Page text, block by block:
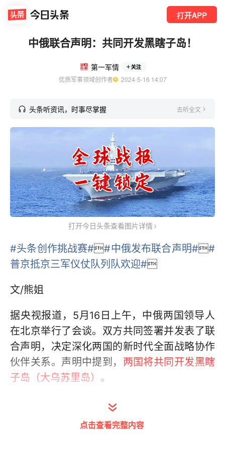
打开APP
中俄联合声明：共同开发黑瞎子岛！
第一军情 关注
优质军事领域创作者
  2024-5-16 14:07
头条听资讯，时事尽掌握 去听全文
打开今日头条查看图片详情
#头条创作挑战赛##中俄发布联合声明##
普京抵京三军仪仗队列队欢迎#
文/熊姐
据央视报道，5月16日上午，中俄两国领导人
在北京举行了会谈。双方共同签署并发表了联
合声明，决定深化两国的新时代全面战略协作
伙伴关系。声明中提到， 两国将共同开发黑瞎
子岛（大乌苏里岛）。
几小时后，俄罗斯卫星社报道称，
署了黑瞎子岛（大乌苏里岛）开发的统一构想
点击查看完整内容